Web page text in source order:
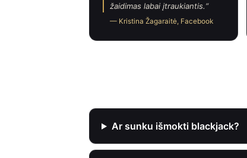
žaidimas labai įtraukiantis.
— Kristina Žagaraitė, Facebook
Ar sunku išmokti blackjack?